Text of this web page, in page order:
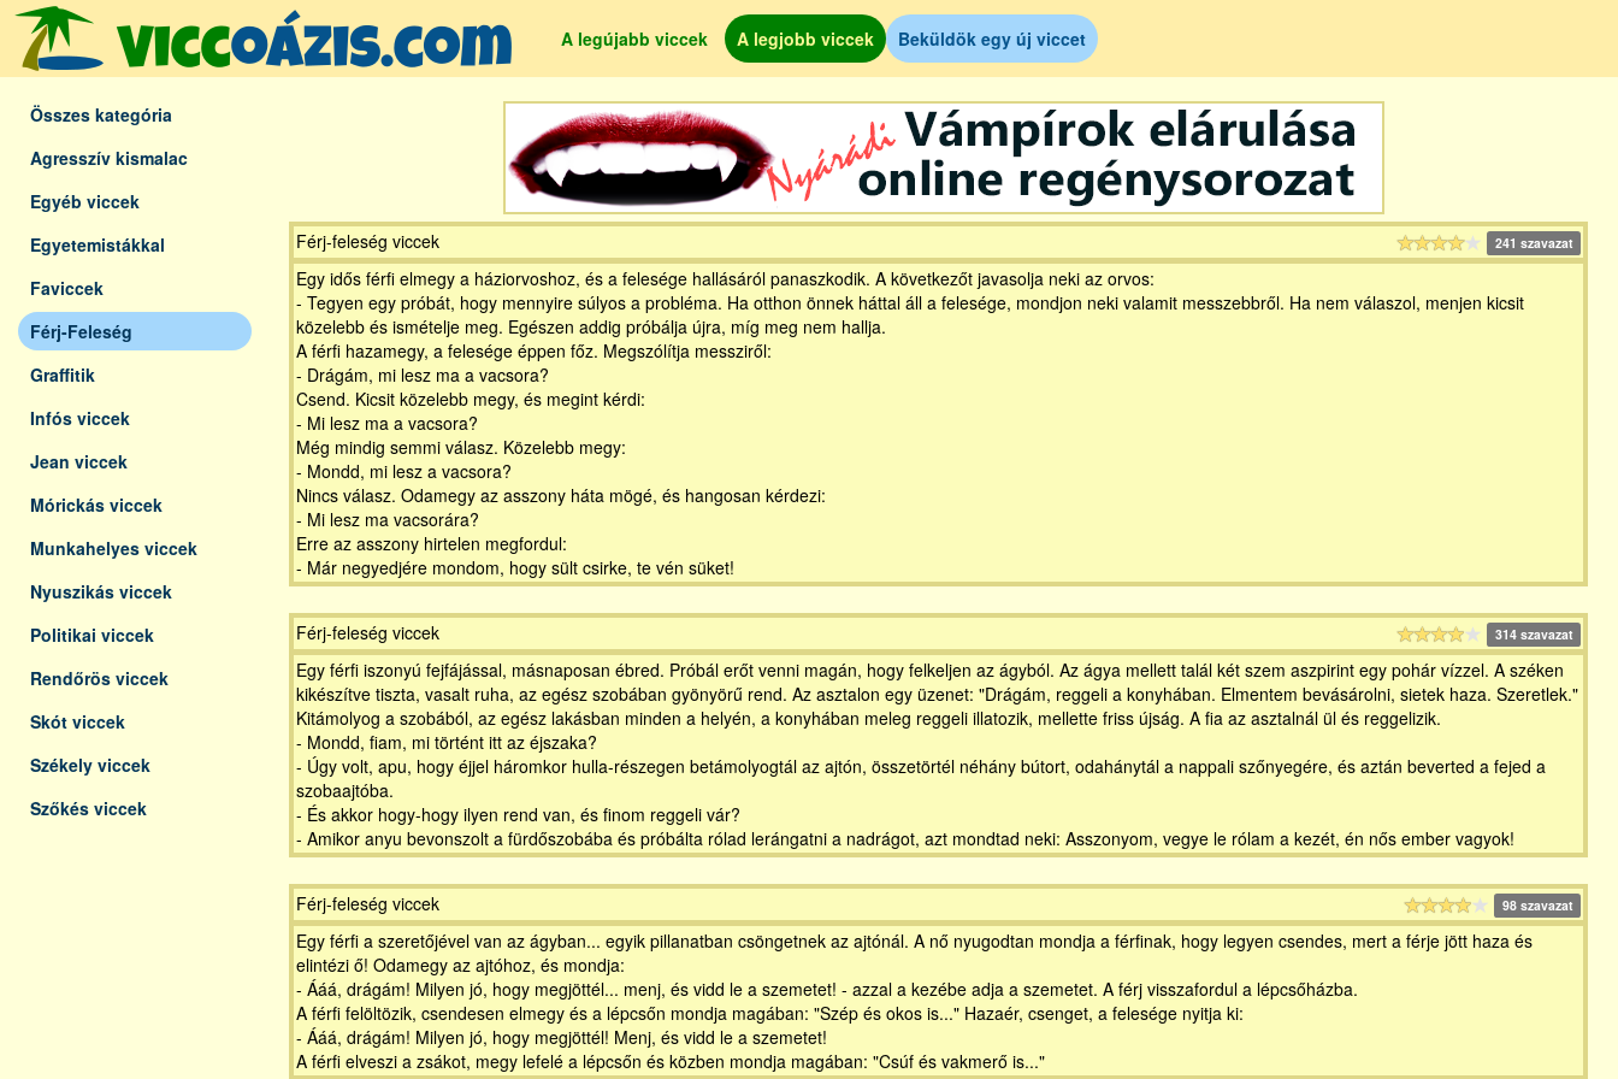
A legújabb viccek A legjobb viccek Beküldök egy új viccet
Összes kategória
Agresszív kismalac
Egyéb viccek
Egyetemistákkal
Faviccek
Férj-Feleség
Graffitik
Infós viccek
Jean viccek
Mórickás viccek
Munkahelyes viccek
Nyuszikás viccek
Politikai viccek
Rendőrös viccek
Skót viccek
Székely viccek
Szőkés viccek
Férj-feleség viccek 241 szavazat
Egy idős férfi elmegy a háziorvoshoz, és a felesége hallásáról panaszkodik. A következőt javasolja neki az orvos:
- Tegyen egy próbát, hogy mennyire súlyos a probléma. Ha otthon önnek háttal áll a felesége, mondjon neki valamit messzebbről. Ha nem válaszol, menjen kicsit
közelebb és ismételje meg. Egészen addig próbálja újra, mí­g meg nem hallja.
A férfi hazamegy, a felesége éppen főz. Megszólí­tja messziről:
- Drágám, mi lesz ma a vacsora?
Csend. Kicsit közelebb megy, és megint kérdi:
- Mi lesz ma a vacsora?
Még mindig semmi válasz. Közelebb megy:
- Mondd, mi lesz a vacsora?
Nincs válasz. Odamegy az asszony háta mögé, és hangosan kérdezi:
- Mi lesz ma vacsorára?
Erre az asszony hirtelen megfordul:
- Már negyedjére mondom, hogy sült csirke, te vén süket!
Férj-feleség viccek 314 szavazat
Egy férfi iszonyú fejfájással, másnaposan ébred. Próbál erőt venni magán, hogy felkeljen az ágyból. Az ágya mellett talál két szem aszpirint egy pohár vízzel. A széken
kikészítve tiszta, vasalt ruha, az egész szobában gyönyörű rend. Az asztalon egy üzenet: "Drágám, reggeli a konyhában. Elmentem bevásárolni, sietek haza. Szeretlek."
Kitámolyog a szobából, az egész lakásban minden a helyén, a konyhában meleg reggeli illatozik, mellette friss újság. A fia az asztalnál ül és reggelizik.
- Mondd, fiam, mi történt itt az éjszaka?
- Úgy volt, apu, hogy éjjel háromkor hulla-részegen betámolyogtál az ajtón, összetörtél néhány bútort, odahánytál a nappali szőnyegére, és aztán beverted a fejed a
szobaajtóba.
- És akkor hogy-hogy ilyen rend van, és finom reggeli vár?
- Amikor anyu bevonszolt a fürdőszobába és próbálta rólad lerángatni a nadrágot, azt mondtad neki: Asszonyom, vegye le rólam a kezét, én nős ember vagyok!
Férj-feleség viccek 98 szavazat
Egy férfi a szeretőjével van az ágyban... egyik pillanatban csöngetnek az ajtónál. A nő nyugodtan mondja a férfinak, hogy legyen csendes, mert a férje jött haza és
elintézi ő! Odamegy az ajtóhoz, és mondja:
- Ááá, drágám! Milyen jó, hogy megjöttél... menj, és vidd le a szemetet! - azzal a kezébe adja a szemetet. A férj visszafordul a lépcsőházba.
A férfi felöltözik, csendesen elmegy és a lépcsőn mondja magában: "Szép és okos is..." Hazaér, csenget, a felesége nyitja ki:
- Ááá, drágám! Milyen jó, hogy megjöttél! Menj, és vidd le a szemetet!
A férfi elveszi a zsákot, megy lefelé a lépcsőn és közben mondja magában: "Csúf és vakmerő is..."